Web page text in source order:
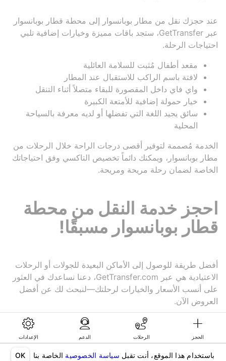
الحجز الرحلات الدعم الإعدادات
باستخدام هذا الموقع، أنت تقبل سياسة الخصوصية الخاصة بنا OK
عند حجزك نقل من مطار بوبانسوار إلى محطة قطار بوبانسوار
عبر GetTransfer، ستجد باقات مميزة وخيارات إضافية تلبي
احتياجات الرحلة.
مقعد أطفال مُثبت للسلامة العائلية
لافتة باسم الراكب للاستقبال عند المطار
واي فاي داخل المقصورة للبقاء متصلاً أثناء التنقل
خيار حمولة إضافية للأمتعة الكبيرة
سائق يجيد اللغة التي تفضلها أو لديه معرفة بالسياحة
المحلية
الخدمة مُصممة لتوفير أقصى درجات الراحة خلال الرحلات من
مطار بوبانسوار، ويمكنك دائماً تخصيص التاكسي وفق احتياجاتك
الخاصة لضمان رحلة مريحة ومريحة.
احجز خدمة النقل من محطة
قطار بوبانسوار مسبقًا!
أفضل طريقة للوصول إلى الأماكن البعيدة للجولات أو الرحلات
الاعتيادية هي عبر GetTransfer.com، دعنا نساعدك في العثور
على أنسب الأسعار والخيارات لرحلتك—لنبحث لك عن أفضل
العروض الآن.